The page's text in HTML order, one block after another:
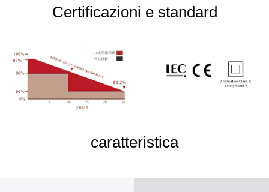
Certificazioni e standard
caratteristica